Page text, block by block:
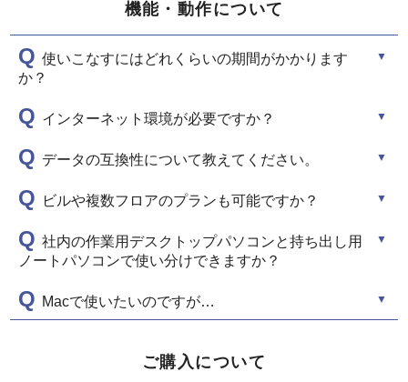
機能・動作について
Q 使いこなすにはどれくらいの期間がかかります
か？
Q インターネット環境が必要ですか？
Q データの互換性について教えてください。
Q ビルや複数フロアのプランも可能ですか？
Q 社内の作業用デスクトップパソコンと持ち出し用
ノートパソコンで使い分けできますか？
Q Macで使いたいのですが…
ご購入について